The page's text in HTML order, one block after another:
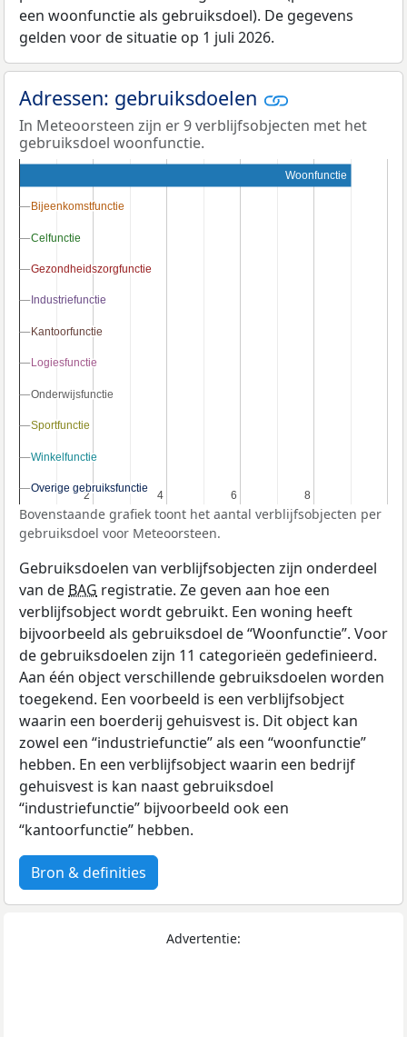
een woonfunctie als gebruiksdoel). De gegevens
gelden voor de situatie op 1 juli 2026.
Adressen: gebruiksdoelen
In Meteoorsteen zijn er 9 verblijfsobjecten met het
gebruiksdoel woonfunctie.
2
2 4
4 6
6 8
8
Woonfunctie
Bijeenkomstfunctie
Bijeenkomstfunctie
Celfunctie
Celfunctie
Gezondheidszorgfunctie
Gezondheidszorgfunctie
Industriefunctie
Industriefunctie
Kantoorfunctie
Kantoorfunctie
Logiesfunctie
Logiesfunctie
Onderwijsfunctie
Onderwijsfunctie
Sportfunctie
Sportfunctie
Winkelfunctie
Winkelfunctie
Overige gebruiksfunctie
Overige gebruiksfunctie
Bovenstaande grafiek toont het aantal verblijfsobjecten per
gebruiksdoel voor Meteoorsteen.
Gebruiksdoelen van verblijfsobjecten zijn onderdeel
van de BAG registratie. Ze geven aan hoe een
verblijfsobject wordt gebruikt. Een woning heeft
bijvoorbeeld als gebruiksdoel de “Woonfunctie”. Voor
de gebruiksdoelen zijn 11 categorieën gedefinieerd.
Aan één object verschillende gebruiksdoelen worden
toegekend. Een voorbeeld is een verblijfsobject
waarin een boerderij gehuisvest is. Dit object kan
zowel een “industriefunctie” als een “woonfunctie”
hebben. En een verblijfsobject waarin een bedrijf
gehuisvest is kan naast gebruiksdoel
“industriefunctie” bijvoorbeeld ook een
“kantoorfunctie” hebben.
Bron & definities
Advertentie: